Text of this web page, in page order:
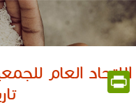
الاتحاد العام